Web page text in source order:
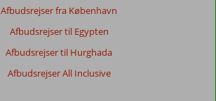
Afbudsrejser fra København
Afbudsrejser til Egypten
Afbudsrejser til Hurghada
Afbudsrejser All Inclusive